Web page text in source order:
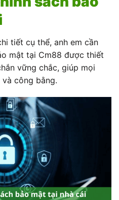
tiết cụ thể, anh em cần
mật tại Cm88 được thiết
vững chắc, giúp mọi
công bằng.